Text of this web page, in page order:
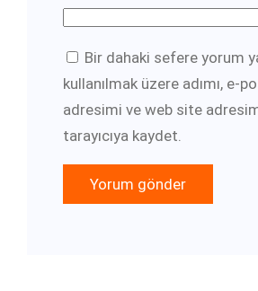
Bir dahaki sefere yorum
kullanılmak üzere adımı, e-
adresimi ve web site
tarayıcıya kaydet.